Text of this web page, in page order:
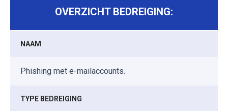
OVERZICHT BEDREIGING:
NAAM
Phishing met e-mailaccounts.
TYPE BEDREIGING